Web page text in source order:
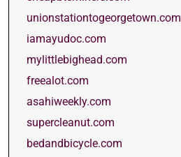
unionstationtogeorgetown.com
iamayudoc.com
mylittlebighead.com
freealot.com
asahiweekly.com
supercleanut.com
bedandbicycle.com